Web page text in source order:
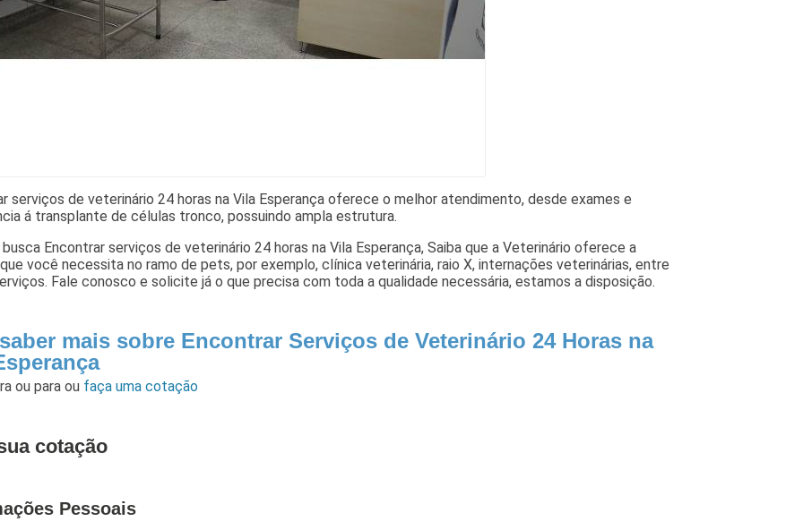
serviços de veterinário 24 horas na Vila Esperança oferece o melhor atendimento, desde exames e
á transplante de células tronco, possuindo ampla estrutura.
Encontrar serviços de veterinário 24 horas na Vila Esperança, Saiba que a Veterinário oferece a
você necessita no ramo de pets, por exemplo, clínica veterinária, raio X, internações veterinárias, entre
Fale conosco e solicite já o que precisa com toda a qualidade necessária, estamos a disposição.
mais sobre Encontrar Serviços de Veterinário 24 Horas na
ou paraou faça uma cotação
cotação
Pessoais